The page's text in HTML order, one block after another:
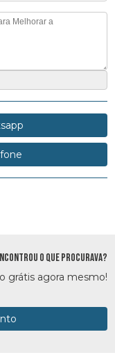
O QUE PROCURAVA?
grátis agora mesmo!